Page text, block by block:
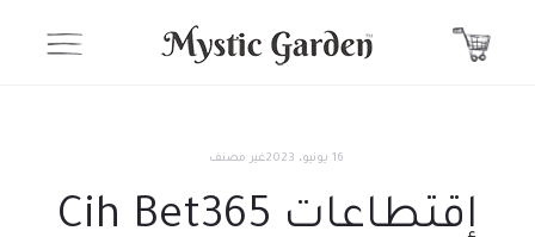
16 يونيو، 2023 غير مصنف
إقتطاعات Cih Bet365